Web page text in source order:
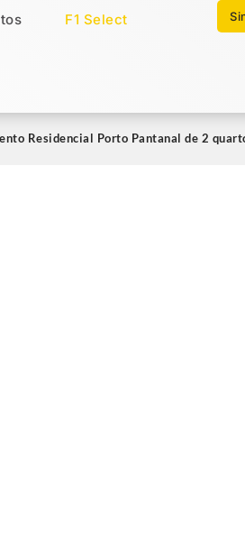
F1 Select
Imóveis Select
Residencial Porto Pantanal de 2